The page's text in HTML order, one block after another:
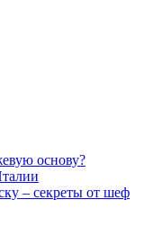
основу?
– секреты от шеф